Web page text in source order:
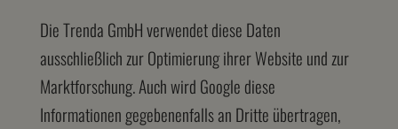
Die Trenda GmbH verwendet diese Daten
ausschließlich zur Optimierung ihrer Website und zur
Marktforschung. Auch wird Google diese
Informationen gegebenenfalls an Dritte übertragen,